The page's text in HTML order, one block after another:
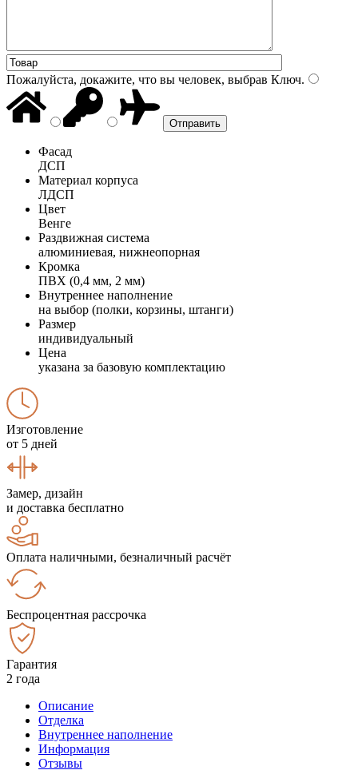
Пожалуйста, докажите, что вы человек, выбрав Ключ.
Фасад
ДСП
Материал корпуса
ЛДСП
Цвет
Венге
Раздвижная система
алюминиевая, нижнеопорная
Кромка
ПВХ (0,4 мм, 2 мм)
Внутреннее наполнение
на выбор (полки, корзины, штанги)
Размер
индивидуальный
Цена
указана за базовую комплектацию
Изготовление
от 5 дней
Замер, дизайн
и доставка бесплатно
Оплата наличными, безналичный расчёт
Беспроцентная рассрочка
Гарантия
2 года
Описание
Отделка
Внутреннее наполнение
Информация
Отзывы